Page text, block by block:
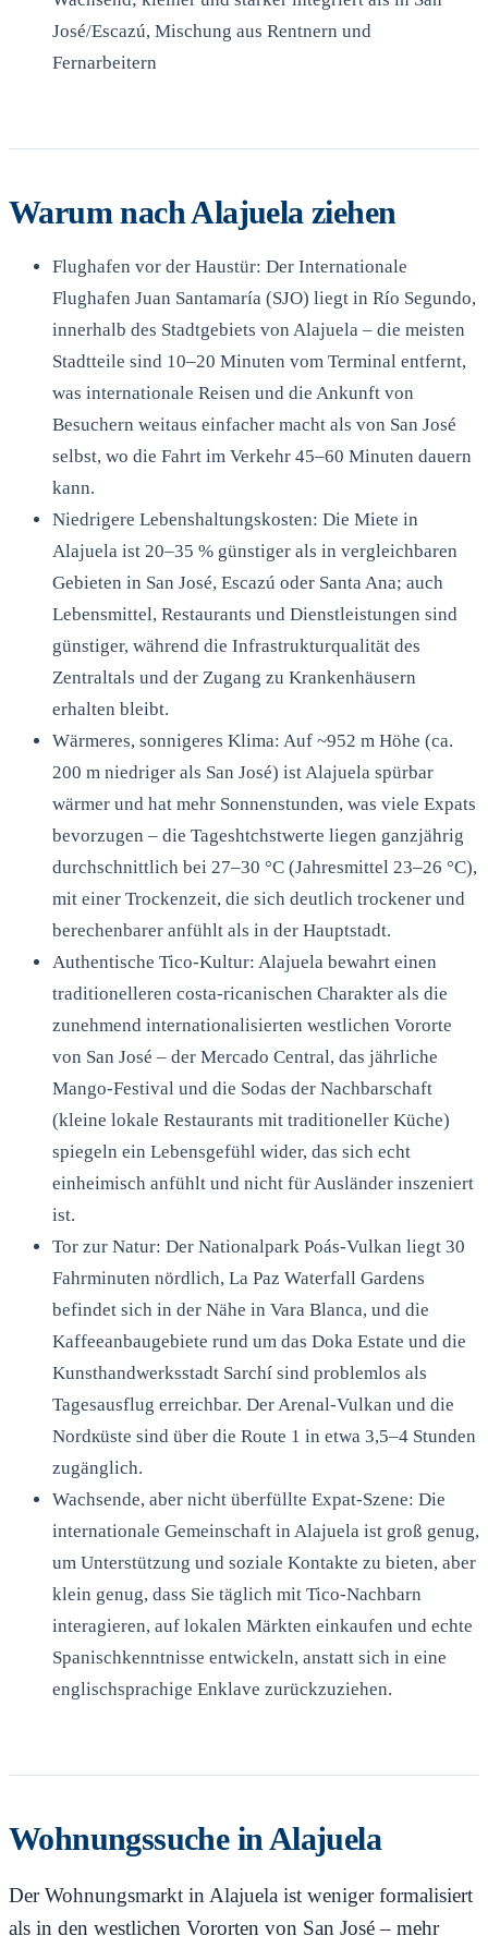
José/Escazú, Mischung aus Rentnern und
Fernarbeitern
Warum nach Alajuela ziehen
Flughafen vor der Haustür: Der Internationale
Flughafen Juan Santamaría (SJO) liegt in Río Segundo,
innerhalb des Stadtgebiets von Alajuela – die meisten
Stadtteile sind 10–20 Minuten vom Terminal entfernt,
was internationale Reisen und die Ankunft von
Besuchern weitaus einfacher macht als von San José
selbst, wo die Fahrt im Verkehr 45–60 Minuten dauern
kann.
Niedrigere Lebenshaltungskosten: Die Miete in
Alajuela ist 20–35 % günstiger als in vergleichbaren
Gebieten in San José, Escazú oder Santa Ana; auch
Lebensmittel, Restaurants und Dienstleistungen sind
günstiger, während die Infrastrukturqualität des
Zentraltals und der Zugang zu Krankenhäusern
erhalten bleibt.
Wärmeres, sonnigeres Klima: Auf ~952 m Höhe (ca.
200 m niedriger als San José) ist Alajuela spürbar
wärmer und hat mehr Sonnenstunden, was viele Expats
bevorzugen – die Tageshtchstwerte liegen ganzjährig
durchschnittlich bei 27–30 °C (Jahresmittel 23–26 °C),
mit einer Trockenzeit, die sich deutlich trockener und
berechenbarer anfühlt als in der Hauptstadt.
Authentische Tico-Kultur: Alajuela bewahrt einen
traditionelleren costa-ricanischen Charakter als die
zunehmend internationalisierten westlichen Vororte
von San José – der Mercado Central, das jährliche
Mango-Festival und die Sodas der Nachbarschaft
(kleine lokale Restaurants mit traditioneller Küche)
spiegeln ein Lebensgefühl wider, das sich echt
einheimisch anfühlt und nicht für Ausländer inszeniert
ist.
Tor zur Natur: Der Nationalpark Poás-Vulkan liegt 30
Fahrminuten nördlich, La Paz Waterfall Gardens
befindet sich in der Nähe in Vara Blanca, und die
Kaffeeanbaugebiete rund um das Doka Estate und die
Kunsthandwerksstadt Sarchí sind problemlos als
Tagesausflug erreichbar. Der Arenal-Vulkan und die
Nordкüste sind über die Route 1 in etwa 3,5–4 Stunden
zugänglich.
Wachsende, aber nicht überfüllte Expat-Szene: Die
internationale Gemeinschaft in Alajuela ist groß genug,
um Unterstützung und soziale Kontakte zu bieten, aber
klein genug, dass Sie täglich mit Tico-Nachbarn
interagieren, auf lokalen Märkten einkaufen und echte
Spanischkenntnisse entwickeln, anstatt sich in eine
englischsprachige Enklave zurückzuziehen.
Wohnungssuche in Alajuela
Der Wohnungsmarkt in Alajuela ist weniger formalisiert
als in den westlichen Vororten von San José – mehr